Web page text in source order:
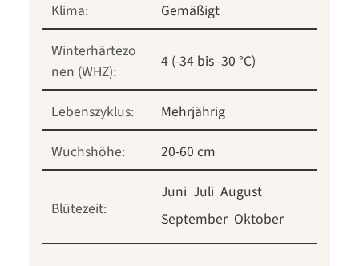
Klima:
Gemäßigt
Winterhärtezo
nen (WHZ):
4 (-34 bis -30 °C)
Lebenszyklus:
Mehrjährig
Wuchshöhe:
20-60 cm
Blütezeit:
Juni Juli August
September Oktober